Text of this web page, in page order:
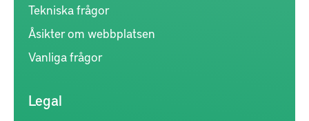
Tekniska frågor
Åsikter om webbplatsen
Vanliga frågor
Legal